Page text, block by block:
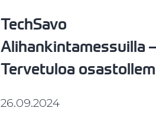
TechSavo
Alihankintamessuilla –
Tervetuloa
26.09.2024